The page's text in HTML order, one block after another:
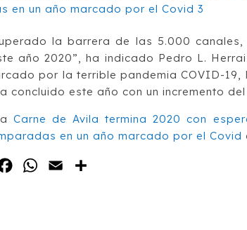
la barrera de las 5.000
año 2020”, ha indicado Pedro L.
por la terrible pandemia COVID-
concluido este año con un incremento
Carne de Avila termina 2020 con
en un año marcado por el Covid
FacebookWhatsApp
Email